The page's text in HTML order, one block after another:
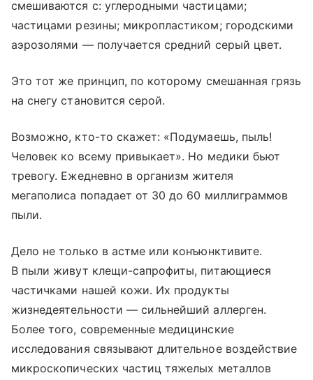
смешиваются с: углеродными частицами;
частицами резины; микропластиком; городскими
аэрозолями — получается средний серый цвет.
Это тот же принцип, по которому смешанная грязь
на снегу становится серой.
Возможно, кто-то скажет: «Подумаешь, пыль!
Человек ко всему привыкает». Но медики бьют
тревогу. Ежедневно в организм жителя
мегаполиса попадает от 30 до 60 миллиграммов
пыли.
Дело не только в астме или конъюнктивите.
В пыли живут клещи-сапрофиты, питающиеся
частичками нашей кожи. Их продукты
жизнедеятельности — сильнейший аллерген.
Более того, современные медицинские
исследования связывают длительное воздействие
микроскопических частиц тяжелых металлов